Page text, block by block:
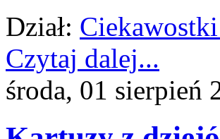
Dział:
Czytaj dalej...
środa, 01 sierpień